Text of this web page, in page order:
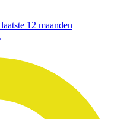
12 maanden